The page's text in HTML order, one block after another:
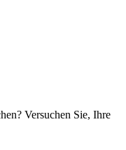
Versuchen Sie, Ihre